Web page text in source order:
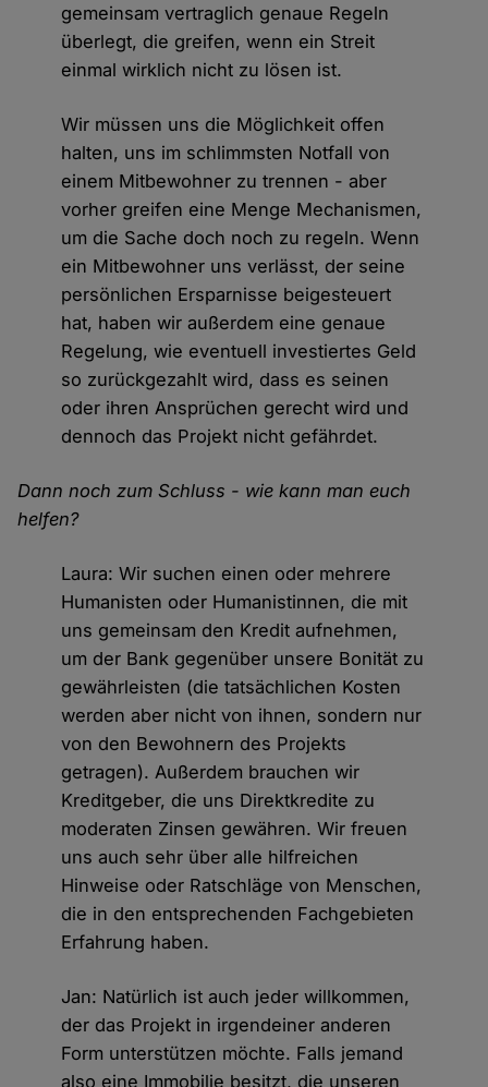
gemeinsam vertraglich genaue Regeln
überlegt, die greifen, wenn ein Streit
einmal wirklich nicht zu lösen ist.
Wir müssen uns die Möglichkeit offen
halten, uns im schlimmsten Notfall von
einem Mitbewohner zu trennen - aber
vorher greifen eine Menge Mechanismen,
um die Sache doch noch zu regeln. Wenn
ein Mitbewohner uns verlässt, der seine
persönlichen Ersparnisse beigesteuert
hat, haben wir außerdem eine genaue
Regelung, wie eventuell investiertes Geld
so zurückgezahlt wird, dass es seinen
oder ihren Ansprüchen gerecht wird und
dennoch das Projekt nicht gefährdet.
Dann noch zum Schluss - wie kann man euch
helfen?
Laura: Wir suchen einen oder mehrere
Humanisten oder Humanistinnen, die mit
uns gemeinsam den Kredit aufnehmen,
um der Bank gegenüber unsere Bonität zu
gewährleisten (die tatsächlichen Kosten
werden aber nicht von ihnen, sondern nur
von den Bewohnern des Projekts
getragen). Außerdem brauchen wir
Kreditgeber, die uns Direktkredite zu
moderaten Zinsen gewähren. Wir freuen
uns auch sehr über alle hilfreichen
Hinweise oder Ratschläge von Menschen,
die in den entsprechenden Fachgebieten
Erfahrung haben.
Jan: Natürlich ist auch jeder willkommen,
der das Projekt in irgendeiner anderen
Form unterstützen möchte. Falls jemand
also eine Immobilie besitzt, die unseren